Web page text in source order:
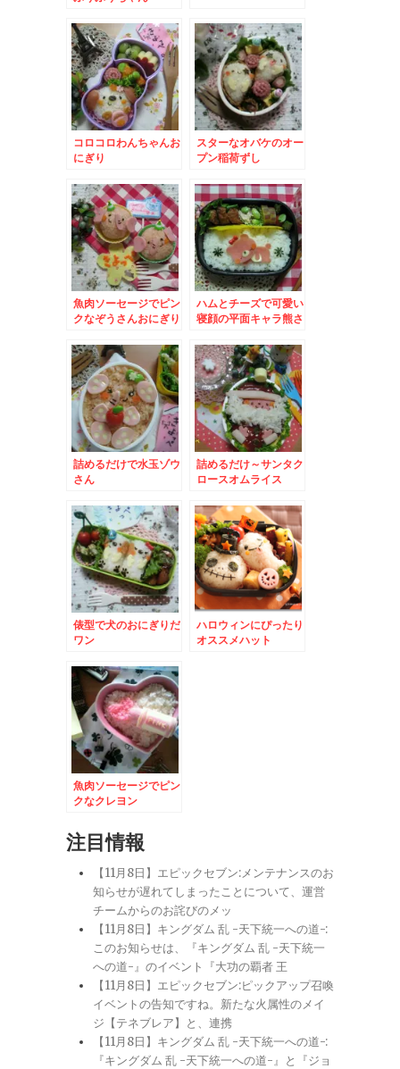
コロコロわんちゃんお
にぎり
スターなオバケのオー
プン稲荷ずし
魚肉ソーセージでピン
クなぞうさんおにぎり
ハムとチーズで可愛い
寝顔の平面キャラ熊さ
詰めるだけで水玉ゾウ
さん
詰めるだけ～サンタク
ロースオムライス
俵型で犬のおにぎりだ
ワン
ハロウィンにぴったり
オススメハット
魚肉ソーセージでピン
クなクレヨン
注目情報
【11月8日】エピックセブン:メンテナンスのお
知らせが遅れてしまったことについて、運営
チームからのお詫びのメッ
【11月8日】キングダム 乱 -天下統一への道-:
このお知らせは、『キングダム 乱 -天下統一
への道-』のイベント『大功の覇者 王
【11月8日】エピックセブン:ピックアップ召喚
イベントの告知ですね。新たな火属性のメイ
ジ【テネブレア】と、連携
【11月8日】キングダム 乱 -天下統一への道-:
『キングダム 乱 -天下統一への道-』と『ジョ